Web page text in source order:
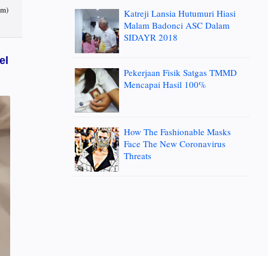
Katreji Lansia Hutumuri Hiasi
Malam Badonci ASC Dalam
SIDAYR 2018
Pekerjaan Fisik Satgas TMMD
Mencapai Hasil 100%
How The Fashionable Masks
Face The New Coronavirus
Threats